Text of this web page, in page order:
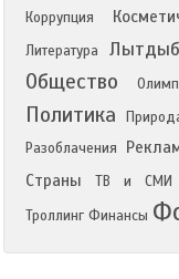
Коррупция
Литература
Общество
Политика
Разоблачения
Страны
ТВ и СМИ
Троллинг Финансы